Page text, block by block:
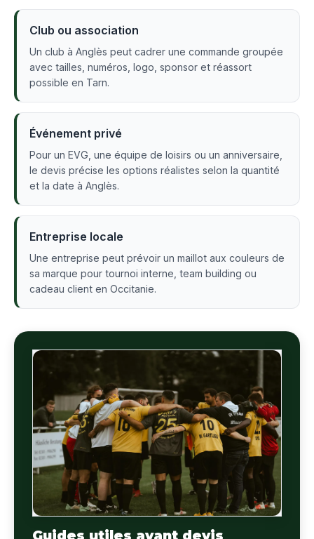
Club ou association
Un club à Anglès peut cadrer une commande groupée
avec tailles, numéros, logo, sponsor et réassort
possible en Tarn.
Événement privé
Pour un EVG, une équipe de loisirs ou un anniversaire,
le devis précise les options réalistes selon la quantité
et la date à Anglès.
Entreprise locale
Une entreprise peut prévoir un maillot aux couleurs de
sa marque pour tournoi interne, team building ou
cadeau client en Occitanie.
Guides utiles avant devis